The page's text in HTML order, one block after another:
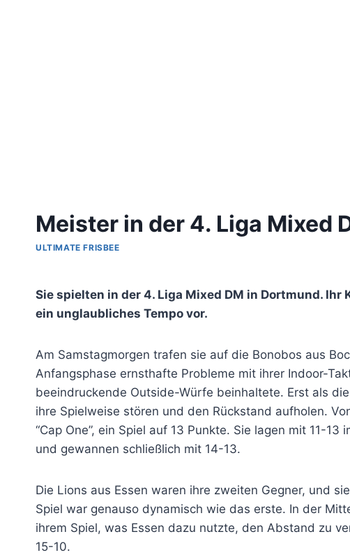
Meister in der 4. Liga Mixed
ULTIMATE FRISBEE
Sie spielten in der 4. Liga Mixed DM in Dortmund.
ein unglaubliches Tempo vor.
Am Samstagmorgen trafen sie auf die Bonobos aus
Anfangsphase ernsthafte Probleme mit ihrer Indoor-
beeindruckende Outside-Würfe beinhaltete. Erst als
ihre Spielweise stören und den Rückstand aufholen.
“Cap One”, ein Spiel auf 13 Punkte. Sie lagen mit 11-
und gewannen schließlich mit 14-13.
Die Lions aus Essen waren ihre zweiten Gegner, und
Spiel war genauso dynamisch wie das erste. In der
ihrem Spiel, was Essen dazu nutzte, den Abstand zu
15-10.